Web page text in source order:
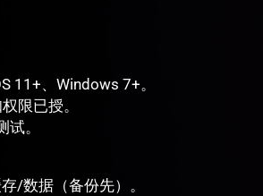
11+、Windows 7+。
限已授。
。
/数据（备份先）。